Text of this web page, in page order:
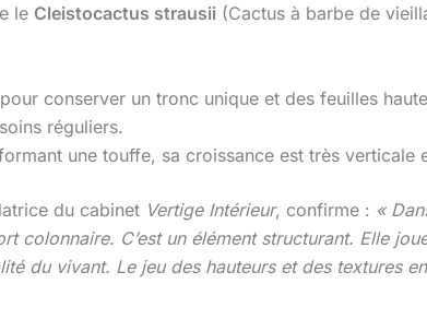
le Cleistocactus strausii (Cactus à barbe de
conserver un tronc unique et des feuilles
réguliers.
une touffe, sa croissance est très
du cabinet Vertige Intérieur, confirme : «
colonnaire. C’est un élément structurant. Elle
du vivant. Le jeu des hauteurs et des textures